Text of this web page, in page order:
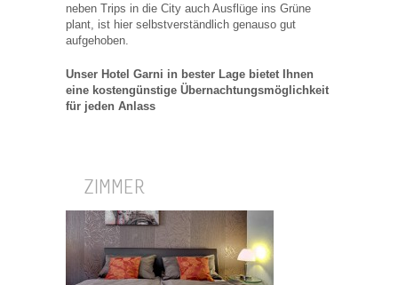
neben Trips in die City auch Ausflüge ins Grüne
plant, ist hier selbstverständlich genauso gut
aufgehoben.
Unser Hotel Garni in bester Lage bietet Ihnen
eine kostengünstige Übernachtungsmöglichkeit
für jeden Anlass
ZIMMER